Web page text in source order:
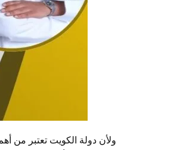
ولأن دولة الكويت تعتبر من